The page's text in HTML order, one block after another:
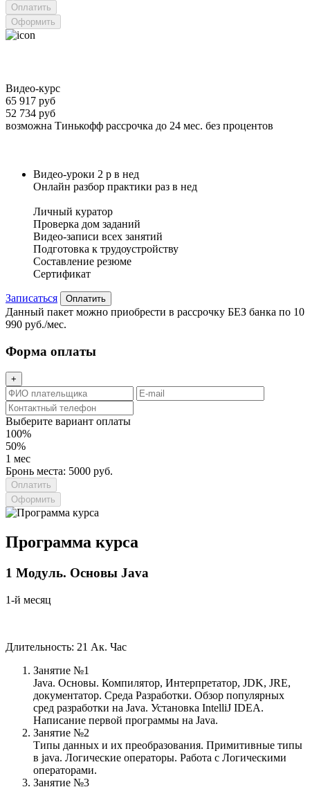
Оформить
Видео-курс
65 917 руб
52 734 руб
возможна Тинькофф рассрочка до 24 мес. без процентов
Видео-уроки 2 р в нед
Онлайн разбор практики раз в нед
Личный куратор
Проверка дом заданий
Видео-записи всех занятий
Подготовка к трудоустройству
Составление резюме
Сертификат
Записаться Оплатить
Данный пакет можно приобрести в рассрочку БЕЗ банка по 10
990 руб./мес.
Форма оплаты
+
Выберите вариант оплаты
100%
50%
1 мес
Бронь места: 5000 руб.
Оформить
Программа курса
1 Модуль. Основы Java
1-й месяц
Длительность: 21 Ак. Час
Занятие №1
Java. Основы. Компилятор, Интерпретатор, JDK, JRE,
документатор. Среда Разработки. Обзор популярных
сред разработки на Java. Установка IntelliJ IDEA.
Написание первой программы на Java.
Занятие №2
Типы данных и их преобразования. Примитивные типы
в java. Логические операторы. Работа с Логическими
операторами.
Занятие №3